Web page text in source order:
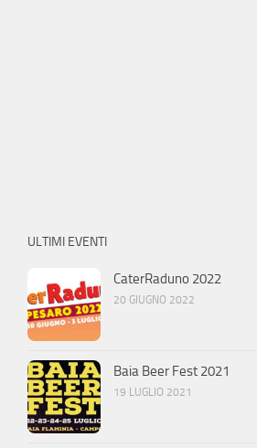
ULTIMI EVENTI
CaterRaduno 2022
20 GIUGNO 2022
Baia Beer Fest 2021
19 LUGLIO 2021